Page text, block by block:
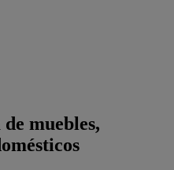
muebles,